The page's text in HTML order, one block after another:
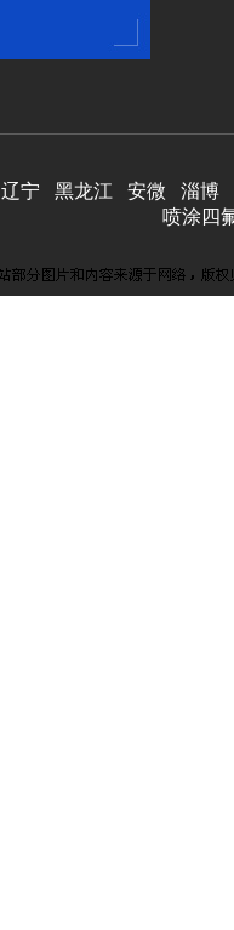
辽宁 黑龙江 安微
淄博
喷涂四